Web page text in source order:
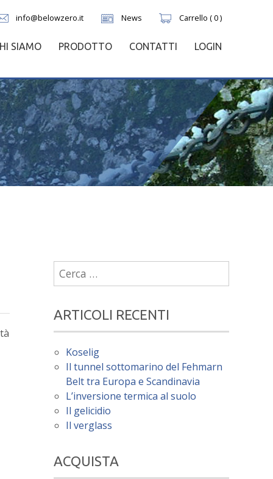
info@belowzero.it News Carrello ( 0 )
SIAMO PRODOTTO CONTATTI LOGIN
Ricerca
per:
ARTICOLI RECENTI
Koselig
Il tunnel sottomarino del Fehmarn
Belt tra Europa e Scandinavia
L’inversione termica al suolo
Il gelicidio
Il verglass
ACQUISTA